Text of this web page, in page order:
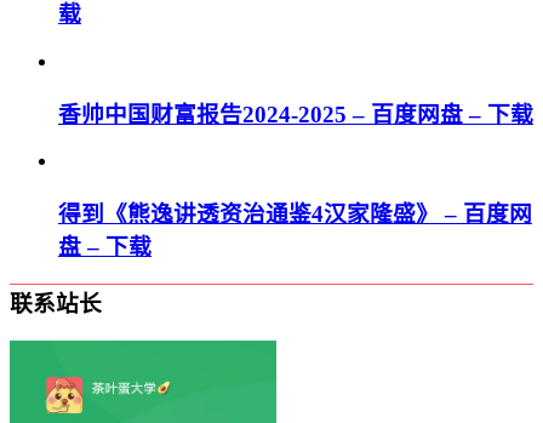
载
香帅中国财富报告2024-2025 – 百度网盘 – 下载
得到《熊逸讲透资治通鉴4汉家隆盛》 – 百度网
盘 – 下载
联系站长